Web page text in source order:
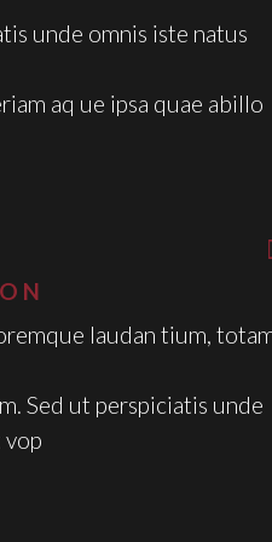
unde omnis iste natus
aq ue ipsa quae abillo
laudan tium,
Sed ut perspiciatis unde
vop